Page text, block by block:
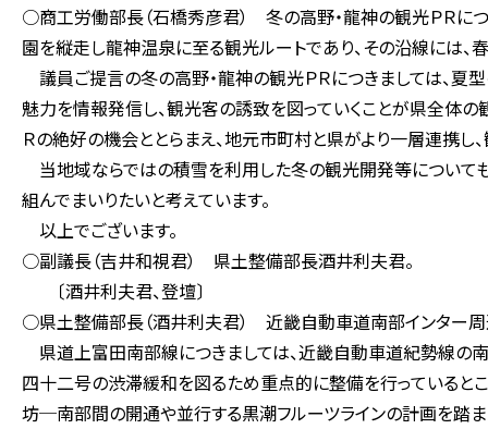
○商工労働部長（石橋秀彦君） 冬の高野・龍神の観光ＰＲに
園を縦走し龍神温泉に至る観光ルートであり、その沿線には、
議員ご提言の冬の高野・龍神の観光ＰＲにつきましては、夏
魅力を情報発信し、観光客の誘致を図っていくことが県全体
Ｒの絶好の機会ととらまえ、地元市町村と県がより一層連携し
当地域ならではの積雪を利用した冬の観光開発等について
組んでまいりたいと考えています。
以上でございます。
○副議長（吉井和視君） 県土整備部長酒井利夫君。
〔酒井利夫君、登壇〕
○県土整備部長（酒井利夫君） 近畿自動車道南部インター周
県道上富田南部線につきましては、近畿自動車道紀勢線の
四十二号の渋滞緩和を図るため重点的に整備を行っていると
坊─南部間の開通や並行する黒潮フルーツラインの計画を踏